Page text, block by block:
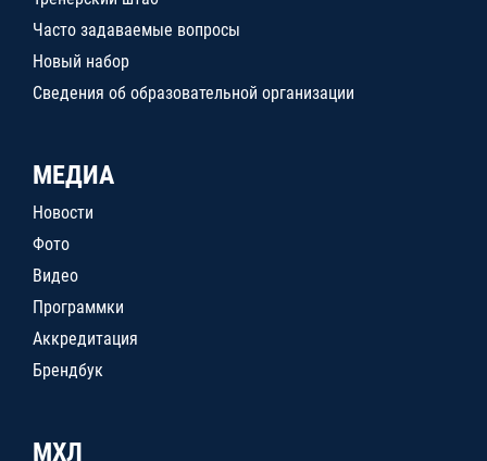
Часто задаваемые вопросы
Новый набор
Сведения об образовательной организации
МЕДИА
Новости
Фото
Видео
Программки
Аккредитация
Брендбук
МХЛ